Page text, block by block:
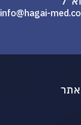
info@hagai-